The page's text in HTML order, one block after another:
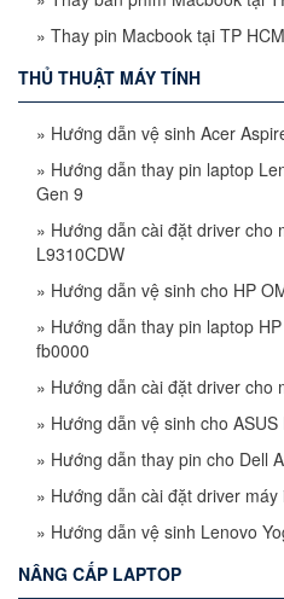
» Thay pin Macbook tại TP HCM
THỦ THUẬT MÁY TÍNH
» Hướng dẫn vệ sinh Acer
» Hướng dẫn thay pin laptop
Gen 9
» Hướng dẫn cài đặt driver cho
L9310CDW
» Hướng dẫn vệ sinh cho HP
» Hướng dẫn thay pin laptop
fb0000
» Hướng dẫn cài đặt driver cho
» Hướng dẫn vệ sinh cho
» Hướng dẫn thay pin cho Dell
» Hướng dẫn cài đặt driver
» Hướng dẫn vệ sinh Lenovo
NÂNG CẤP LAPTOP